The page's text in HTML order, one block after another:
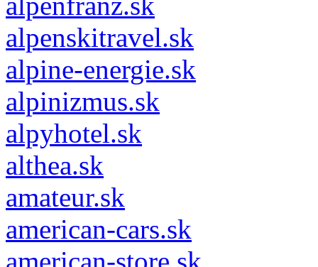
alpenskitravel.sk
alpine-energie.sk
alpinizmus.sk
alpyhotel.sk
althea.sk
amateur.sk
american-cars.sk
american-store.sk